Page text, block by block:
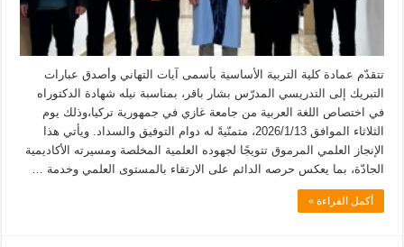
تتقدّم عمادة كلية التربية الأساسية بأسمى آيات التهاني وأصدق عبارات
التبريك إلى التدريسي المدرّس بشار باقر، بمناسبة نيله شهادة الدكتوراه
في اختصاص اللغة العربية من جامعة غازي في جمهورية تركيا،وذلك يوم
الثلاثاء الموافق 2026/1/13، متمنّيةً له دوام التوفيق والسداد. ويأتي هذا
الإنجاز العلمي المرموق تتويجًا لجهوده العلمية المخلصة ومسيرته الأكاديمية
الجادّة، بما يعكس حرصه الدائم على الارتقاء بالمستوى العلمي وخدمة …
أكمل القراءة »